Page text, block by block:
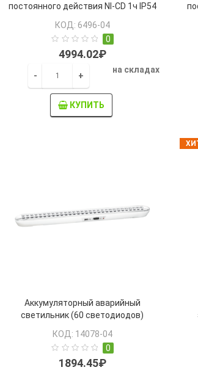
постоянного действия NI-CD 1ч IP54
КОД: 6496-04
0
4994.02₽
- +
на складах
КУПИТЬ
Аккумуляторный аварийный
светильник (60 светодиодов)
КОД: 14078-04
0
1894.45₽